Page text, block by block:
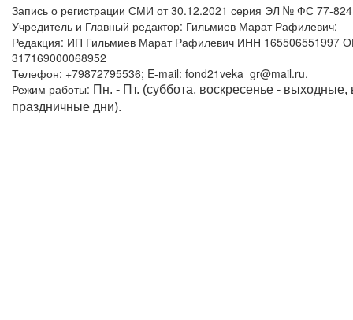
Запись о регистрации СМИ от 30.12.2021 серия ЭЛ № ФС 77-
Учредитель и Главный редактор: Гильмиев Марат Рафилевич;
Редакция: ИП Гильмиев Марат Рафилевич ИНН 165506551997
317169000068952
Телефон: +79872795536; E-mail: fond21veka_gr@mail.ru.
Режим работы: Пн. - Пт. (суббота, воскресенье - выходные,
праздничные дни).